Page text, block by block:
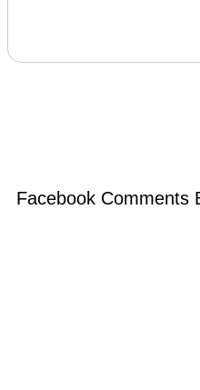
Facebook Comments